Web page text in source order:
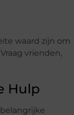
waard zijn om
vrienden,
Hulp